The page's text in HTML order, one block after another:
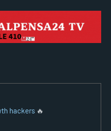
hackers 🔥